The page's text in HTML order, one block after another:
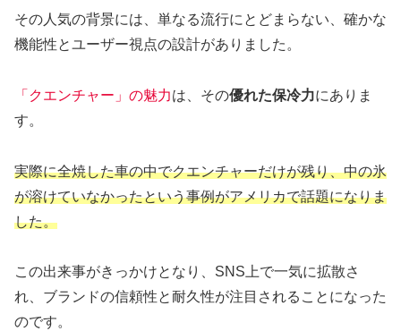
その人気の背景には、単なる流行にとどまらない、確かな
機能性とユーザー視点の設計がありました。
「クエンチャー」の魅力は、その優れた保冷力にありま
す。
実際に全焼した車の中でクエンチャーだけが残り、中の氷
が溶けていなかったという事例がアメリカで話題になりま
した。
この出来事がきっかけとなり、SNS上で一気に拡散さ
れ、ブランドの信頼性と耐久性が注目されることになった
のです。